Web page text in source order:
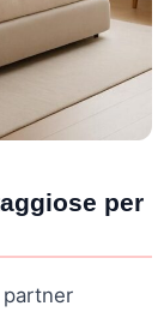
per
partner